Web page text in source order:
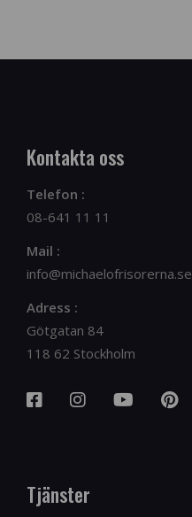
Kontakta oss
Telefon :
08-641 11 11
Mail :
info@michaelofrisorerna.se
Adress :
Götgatan 84
118 62 Stockholm
Tjänster